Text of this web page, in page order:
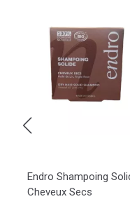
Endro Shampoing
Cheveux Secs